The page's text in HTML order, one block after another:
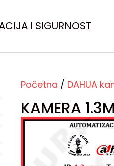
I SIGURNOST
Početna / DAHUA
KAMERA